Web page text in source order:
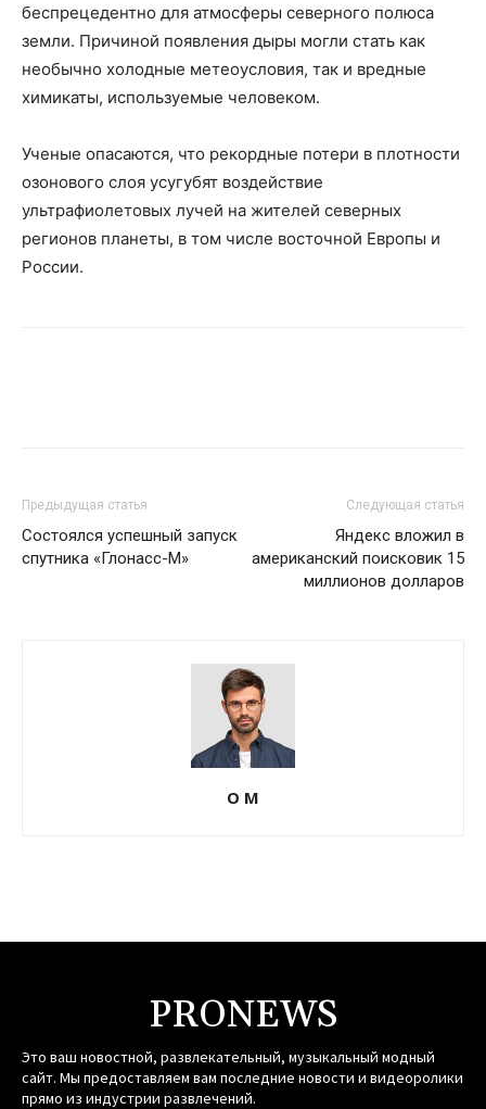
беспрецедентно для атмосферы северного полюса
земли. Причиной появления дыры могли стать как
необычно холодные метеоусловия, так и вредные
химикаты, используемые человеком.
Ученые опасаются, что рекордные потери в плотности
озонового слоя усугубят воздействие
ультрафиолетовых лучей на жителей северных
регионов планеты, в том числе восточной Европы и
России.
Предыдущая статья
Состоялся успешный запуск
спутника «Глонасс-М»
Следующая статья
Яндекс вложил в
американский поисковик 15
миллионов долларов
О М
PRONEWS
Это ваш новостной, развлекательный, музыкальный модный
сайт. Мы предоставляем вам последние новости и видеоролики
прямо из индустрии развлечений.